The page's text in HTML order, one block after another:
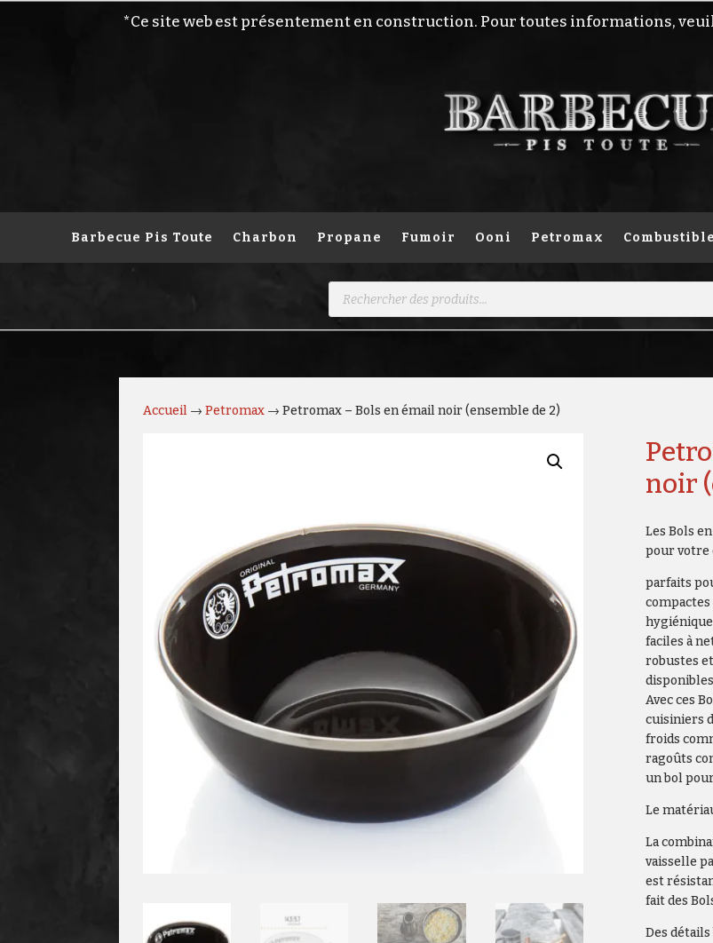
*Ce site web est présentement en construction. Pour toutes informations,
Barbecue Pis Toute Charbon Propane Fumoir Ooni Petromax
Recherche
Accueil →Petromax → Petromax – Bols en émail noir (ensemble de 2)
noir
Les Bols
pour votre
parfaits
faciles à
robustes
Avec ces
cuisiniers
froids
ragoûts
un bol
Le
La
vaisselle
est
fait des
Des